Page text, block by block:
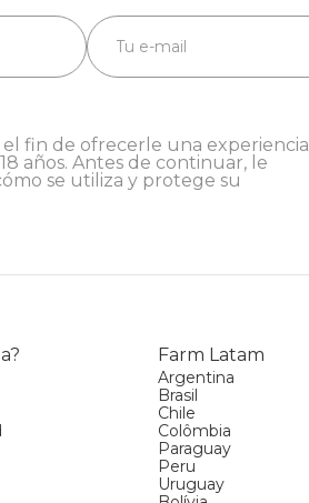
el fin de ofrecerle una experiencia
años. Antes de continuar, le
se utiliza y protege su
Farm Latam
Argentina
Brasil
Chile
Colômbia
Paraguay
Peru
Uruguay